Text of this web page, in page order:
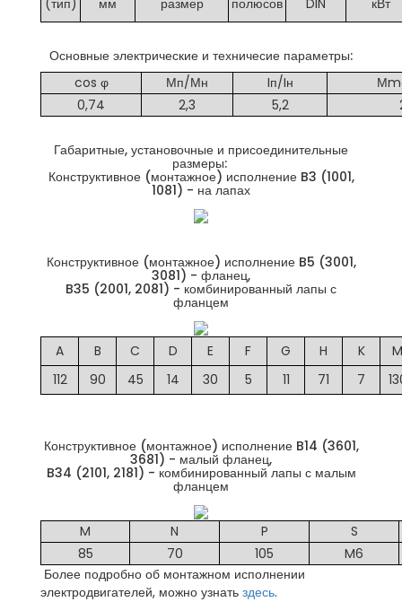
(тип) мм размер полюсов DIN кВт
Основные электрические и техничесие параметры:
cos φ
Мп/Мн Iп/Iн
0,74
2,3 5,2
Габаритные, установочные и присоединительные
размеры:
Конструктивное (монтажное) исполнение B3 (1001,
1081) - на лапах
Конструктивное (монтажное) исполнение B5 (3001,
3081) - фланец,
B35 (2001, 2081) - комбинированный лапы с
фланцем
A B C D E F G H K
M
112
90 45 14 30 5 11 71 7
Конструктивное (монтажное) исполнение B14 (3601,
3681) - малый фланец,
B34 (2101, 2181) - комбинированный лапы с малым
фланцем
M N P
S
85
70 105
M6
Более подробно об монтажном исполнении
электродвигателей, можно узнать здесь.